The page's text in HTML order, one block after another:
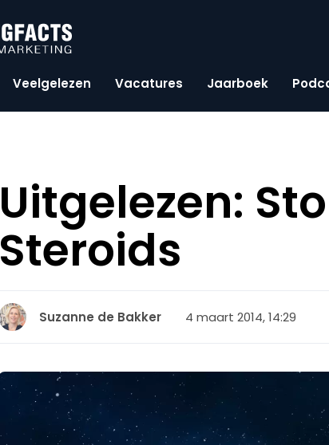
Veelgelezen Vacatures Jaarboek
Uitgelezen:
Steroids
Suzanne de Bakker 4 maart 2014, 14:29